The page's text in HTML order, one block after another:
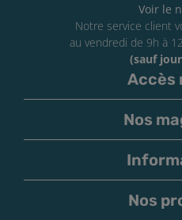
Shinigami Zero
mélange suivant :
3% de concentré dans
5% de concentré dans
10% de concentré dans
Secouez pendant 20
laissez-le reposer pour la
vous souhaitez reproduire
Voir le
Notre service client
au vendredi de 9h à
(sauf
Accès
Nos
Nos